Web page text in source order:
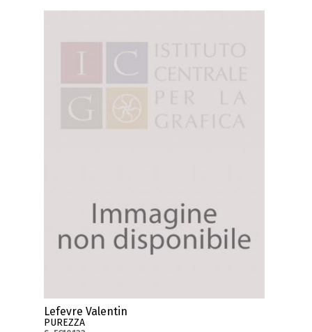
Lefevre Valentin
PUREZZA